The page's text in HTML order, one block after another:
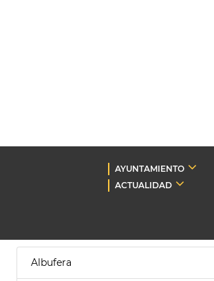
AYUNTAMIENTO
ACTUALIDAD
Albufera